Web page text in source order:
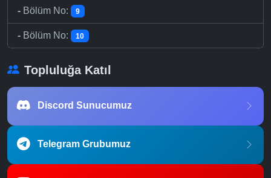
- Bölüm No: 9
- Bölüm No: 10
Topluluğa Katıl
Discord Sunucumuz
Telegram Grubumuz